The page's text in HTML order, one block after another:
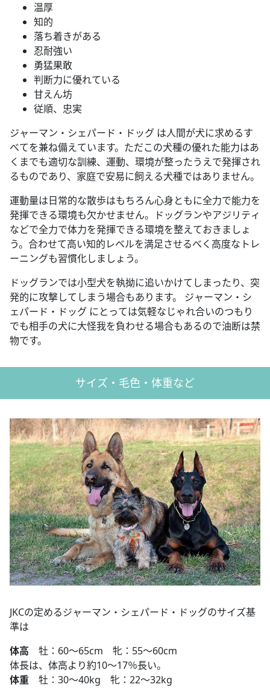
温厚
知的
落ち着きがある
忍耐強い
勇猛果敢
判断力に優れている
甘えん坊
従順、忠実
ジャーマン・シェパード・ドッグ は人間が犬に求めるす
べてを兼ね備えています。ただこの犬種の優れた能力はあ
くまでも適切な訓練、運動、環境が整ったうえで発揮され
るものであり、家庭で安易に飼える犬種ではありません。
運動量は日常的な散歩はもちろん心身ともに全力で能力を
発揮できる環境も欠かせません。ドッグランやアジリティ
などで全力で体力を発揮できる環境を整えておきましょ
う。合わせて高い知的レベルを満足させるべく高度なトレ
ーニングも習慣化しましょう。
ドッグランでは小型犬を執拗に追いかけてしまったり、突
発的に攻撃してしまう場合もあります。 ジャーマン・シ
ェパード・ドッグ にとっては気軽なじゃれ合いのつもり
でも相手の犬に大怪我を負わせる場合もあるので油断は禁
物です。
サイズ・毛色・体重など
JKCの定めるジャーマン・シェパード・ドッグのサイズ基
準は
体高 牡：60～65cm 牝：55～60cm
体長は、体高より約10～17％長い。
体重 牡：30～40kg 牝：22～32kg